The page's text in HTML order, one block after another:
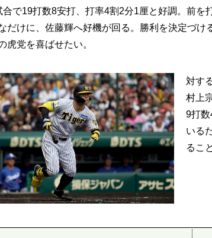
合で19打数8安打、打率4割2分1厘と好調。前を
だけに、佐藤輝へ好機が回る。勝利を決定づけ
虎党を喜ばせたい。
対す
村上
9打
いる
るこ